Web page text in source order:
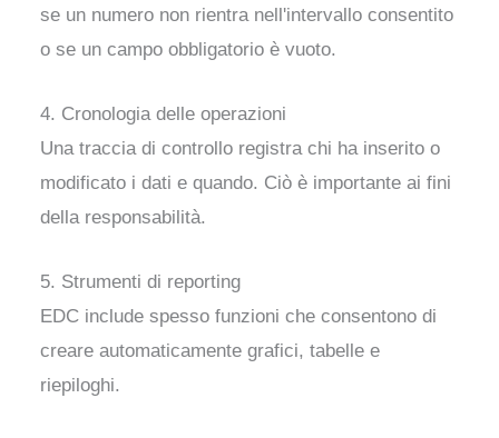
se un numero non rientra nell'intervallo consentito
o se un campo obbligatorio è vuoto.
4. Cronologia delle operazioni
Una traccia di controllo registra chi ha inserito o
modificato i dati e quando. Ciò è importante ai fini
della responsabilità.
5. Strumenti di reporting
EDC include spesso funzioni che consentono di
creare automaticamente grafici, tabelle e
riepiloghi.